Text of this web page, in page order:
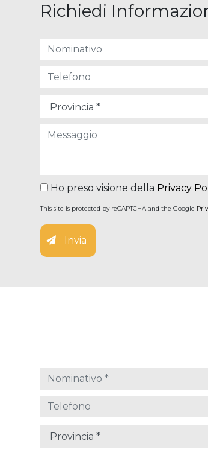
Richiedi
Ho preso visione della Privacy
This site is protected by reCAPTCHA and the Google
Invia